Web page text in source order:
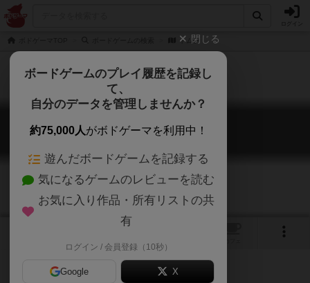
トムテ
トムテ
Tomten
閉じる
ボードゲームのプレイ履歴を記録し
て、
自分のデータを管理しませんか？
約75,000人がボドゲーマを利用中！
遊んだボードゲームを記録する
気になるゲームのレビューを読む
お気に入り作品・所有リストの共
有
ログイン / 会員登録（10秒）
Google X